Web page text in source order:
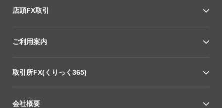
店頭FX取引
ご利用案内
取引所FX(くりっく365)
会社概要